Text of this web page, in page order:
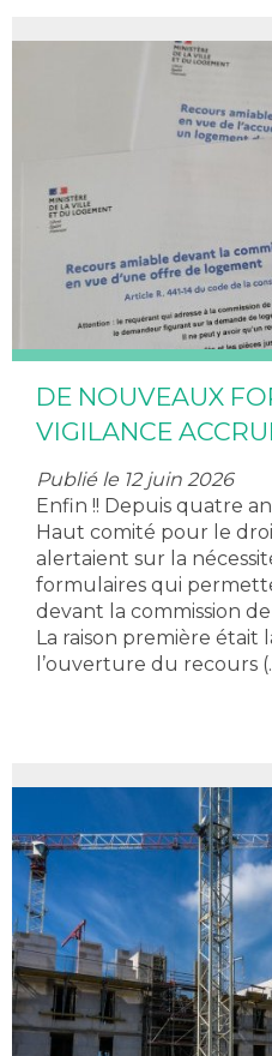
DE NOUVEAUX
VIGILANCE
Publié le 12 juin 2026
Enfin !! Depuis quatre
Haut comité pour le
alertaient sur la
formulaires qui
devant la commission
La raison première était
l’ouverture du recours